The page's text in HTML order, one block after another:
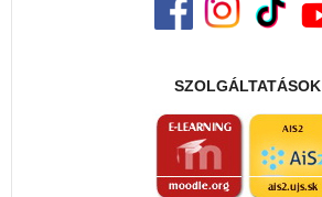
SZOLGÁLTATÁSOK